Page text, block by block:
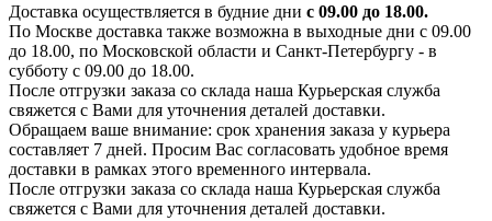
Доставка осуществляется в будние дни с 09.00 до 18.00.
По Москве доставка также возможна в выходные дни с 09.00
до 18.00, по Московской области и Санкт-Петербургу - в
субботу с 09.00 до 18.00.
После отгрузки заказа со склада наша Курьерская служба
свяжется с Вами для уточнения деталей доставки.
Обращаем ваше внимание: срок хранения заказа у курьера
составляет 7 дней. Просим Вас согласовать удобное время
доставки в рамках этого временного интервала.
После отгрузки заказа со склада наша Курьерская служба
свяжется с Вами для уточнения деталей доставки.